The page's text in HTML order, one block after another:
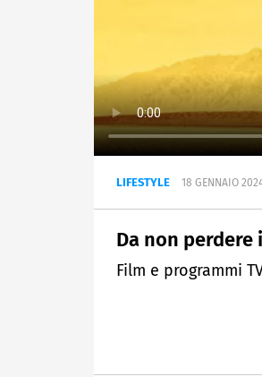
LIFESTYLE 18 GENNAIO
Da non perdere
Film e programmi